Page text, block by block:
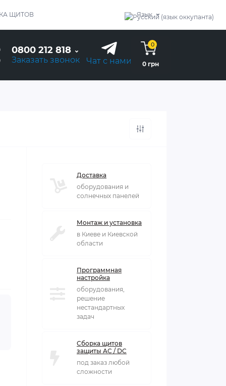
ЩИТОВ Язык
0800 212 818
Заказать звонок Чат с нами
0
0 грн
Доставка
оборудования и
солнечных панелей
Монтаж и установка
в Киеве и Киевской
области
Программная
настройка
оборудования,
решение
нестандартных
задач
Сборка щитов
защиты AC / DC
под заказ любой
сложности